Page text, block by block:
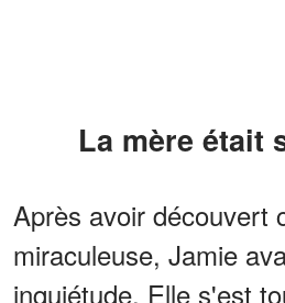
La mère était
Après avoir découvert
miraculeuse, Jamie
inquiétude. Elle s'est